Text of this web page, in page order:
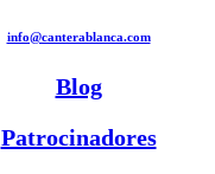
info@canterablanca.com
Blog
Patrocinadores